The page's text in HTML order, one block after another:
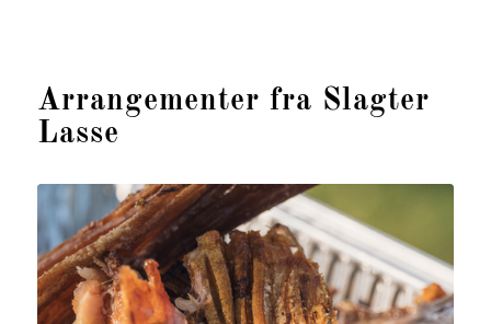
Arrangementer fra Slagter
Lasse